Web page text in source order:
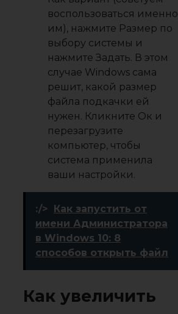
воспользоваться именно
им), нажмите Размер по
выбору системы и
нажмите Задать. В этом
случае Windows сама
решит, какой размер
файла подкачки ей
нужен. Кликните Ок и
перезагрузите
компьютер, чтобы
система применила
ваши настройки.
:/>
Как запустить от
имени Администратора
в Windows 10: 8
способов открыть файл
Как увеличить